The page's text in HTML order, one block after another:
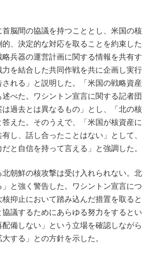
脳間の協議を持つこととし、米国の
、決定的な対応を取ることを約束した
兵器の運営計画に関する情報を共有
を結合した共同作戦を共に企画し実
れる」と説明した。「米国の戦略資
べた。ワシントン宣言に関する記者
過去とは異なるもの」とし、「北の
えた。そのうえで、「米国が核資産
し、話し合ったことはない」として、
と自信を持って言える」と強調した。
朝鮮の核攻撃は受け入れられない。
と強く警告した。ワシントン宣言に
抑止において踏み込んだ措置を取る
議するためにあらゆる努力をするとい
備しない」という立場を確認しながら
する」との方針を示した。